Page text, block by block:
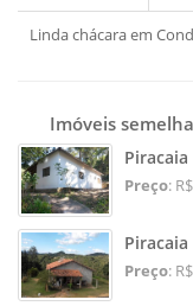
Linda chácara em
Imóveis
Piracaia
Preço:
Piracaia
Preço: